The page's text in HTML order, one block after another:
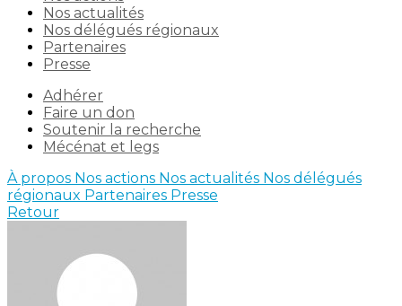
Nos actualités
Nos délégués régionaux
Partenaires
Presse
Adhérer
Faire un don
Soutenir la recherche
Mécénat et legs
À propos Nos actions Nos actualités Nos délégués
régionaux Partenaires Presse
Retour